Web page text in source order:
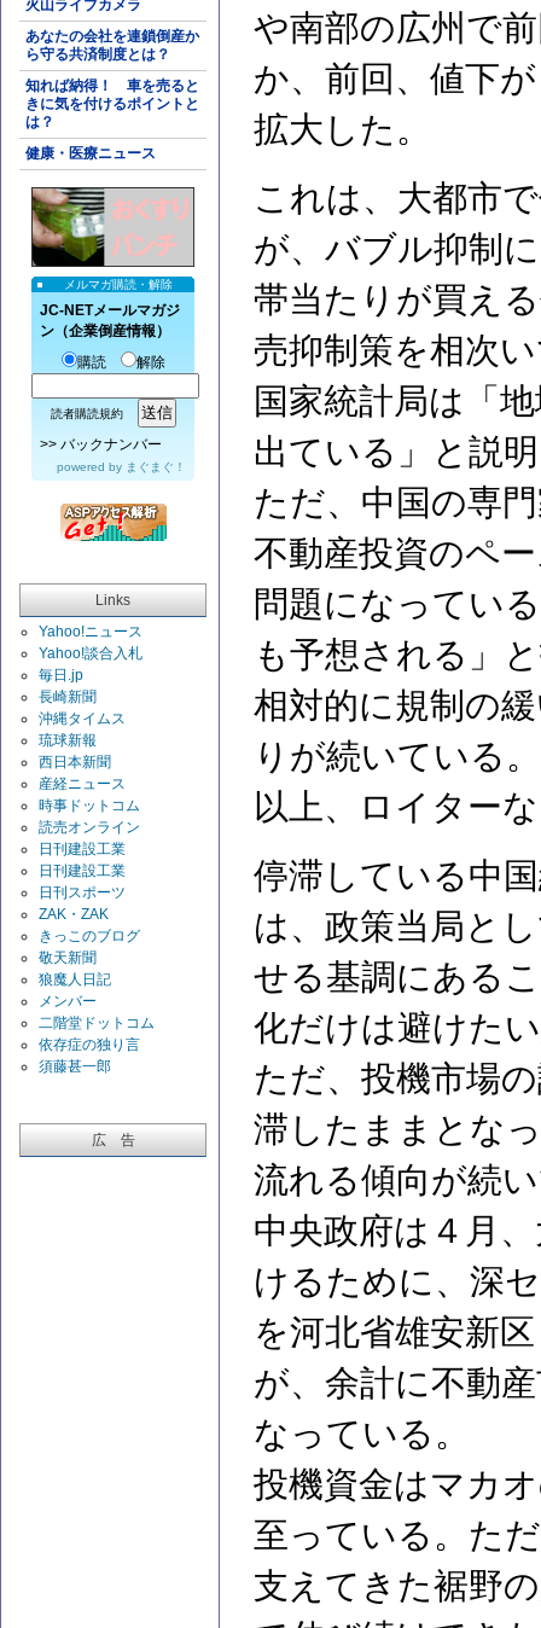
火山ライブカメラ
あなたの会社を連鎖倒産か
ら守る共済制度とは？
知れば納得！ 車を売ると
きに気を付けるポイントと
は？
健康・医療ニュース
メルマガ購読・解除
JC-NETメールマガジ
ン（企業倒産情報）
購読
解除
読者購読規約
>> バックナンバー
powered by まぐまぐ！
Links
Yahoo!ニュース
Yahoo!談合入札
毎日.jp
長崎新聞
沖縄タイムス
琉球新報
西日本新聞
産経ニュース
時事ドットコム
読売オンライン
日刊建設工業
日刊建設工業
日刊スポーツ
ZAK・ZAK
きっこのブログ
敬天新聞
狼魔人日記
メンバー
二階堂ドットコム
依存症の独り言
須藤甚一郎
広 告
や南部の広州で
か、前回、値下
拡大した。
これは、大都市
が、バブル抑制
帯当たりが買え
売抑制策を相次
国家統計局は「
出ている」と説
ただ、中国の専
不動産投資のペ
問題になってい
も予想される」
相対的に規制の
りが続いている。
以上、ロイター
停滞している中
は、政策当局と
せる基調にある
化だけは避けた
ただ、投機市場
滞したままとな
流れる傾向が続
中央政府は４月
けるために、深
を河北省雄安新
が、余計に不動
なっている。
投機資金はマカ
至っている。た
支えてきた裾野